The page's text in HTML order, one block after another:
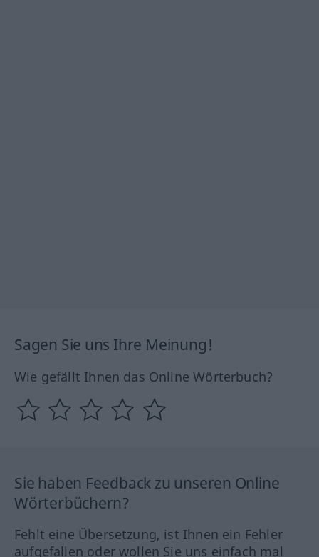
Sagen Sie uns Ihre Meinung!
Wie gefällt Ihnen das Online Wörterbuch?
Sie haben Feedback zu unseren Online
Wörterbüchern?
Fehlt eine Übersetzung, ist Ihnen ein Fehler
aufgefallen oder wollen Sie uns einfach mal